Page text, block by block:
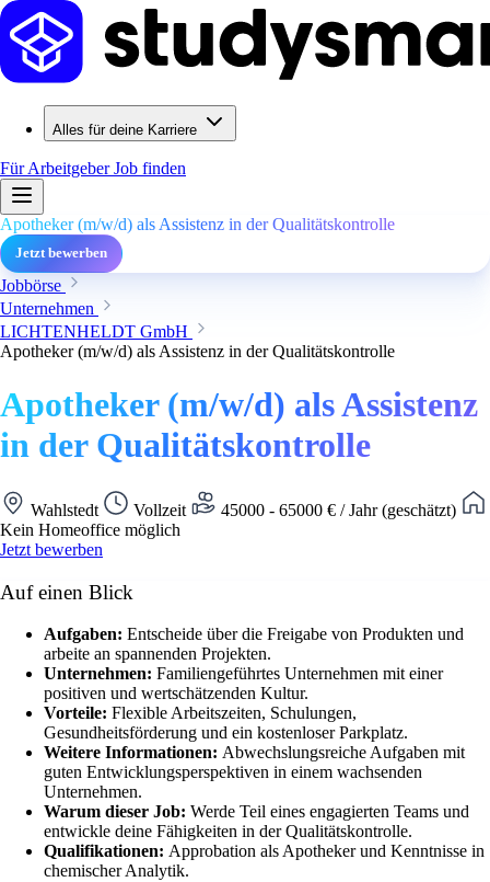
Alles für deine Karriere
Für ArbeitgeberJob finden
Apotheker (m/w/d) als Assistenz in der Qualitätskontrolle
Jetzt bewerben
Jobbörse
Unternehmen
LICHTENHELDT GmbH
Apotheker (m/w/d) als Assistenz in der Qualitätskontrolle
Apotheker (m/w/d) als Assistenz
in der Qualitätskontrolle
Wahlstedt Vollzeit
45000 - 65000 € / Jahr (geschätzt)
Kein Homeoffice möglich
Jetzt bewerben
Auf einen Blick
Aufgaben: Entscheide über die Freigabe von Produkten und
arbeite an spannenden Projekten.
Unternehmen: Familiengeführtes Unternehmen mit einer
positiven und wertschätzenden Kultur.
Vorteile: Flexible Arbeitszeiten, Schulungen,
Gesundheitsförderung und ein kostenloser Parkplatz.
Weitere Informationen: Abwechslungsreiche Aufgaben mit
guten Entwicklungsperspektiven in einem wachsenden
Unternehmen.
Warum dieser Job: Werde Teil eines engagierten Teams und
entwickle deine Fähigkeiten in der Qualitätskontrolle.
Qualifikationen: Approbation als Apotheker und Kenntnisse in
chemischer Analytik.